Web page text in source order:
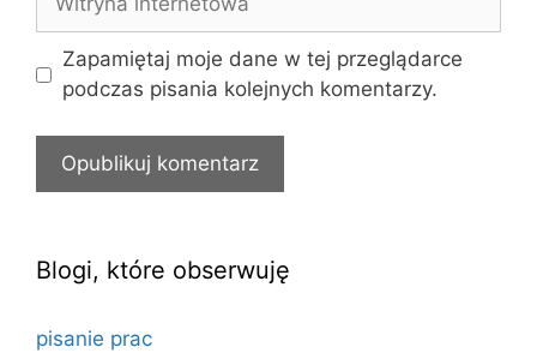
internetowa
Zapamiętaj moje dane w tej przeglądarce
podczas pisania kolejnych komentarzy.
Blogi, które obserwuję
pisanie prac